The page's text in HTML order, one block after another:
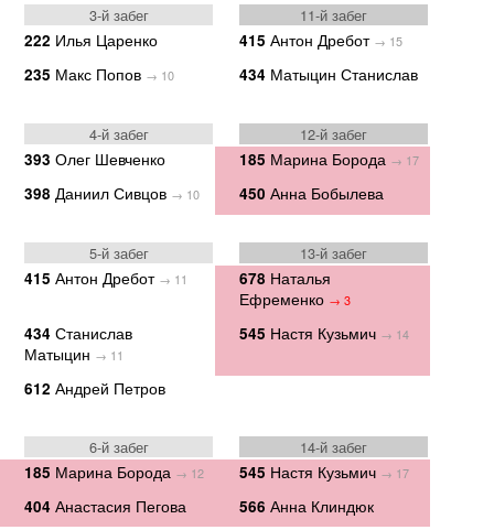
3-й забег
11-й забег
222 Илья Царенко 415 Антон Дребот → 15
235 Макс Попов → 10 434 Матыцин Станислав
4-й забег
12-й забег
393 Олег Шевченко 185 Марина Борода → 17
398 Даниил Сивцов → 10 450 Анна Бобылева
5-й забег
13-й забег
415 Антон Дребот → 11 678 Наталья
Ефременко → 3
434 Станислав
Матыцин → 11
545 Настя Кузьмич → 14
612 Андрей Петров
6-й забег
14-й забег
185 Марина Борода → 12 545 Настя Кузьмич → 17
404 Анастасия Пегова 566 Анна Клиндюк